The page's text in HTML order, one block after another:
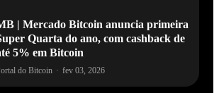
| Mercado Bitcoin anuncia primeira
Quarta do ano, com cashback de
5% em Bitcoin
do Bitcoin · fev 03, 2026